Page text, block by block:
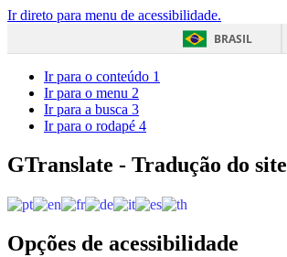
Ir direto para menu de acessibilidade.
BRASIL
Ir para o conteúdo 1
Ir para o menu 2
Ir para a busca 3
Ir para o rodapé 4
GTranslate - Tradução do site
Opções de acessibilidade